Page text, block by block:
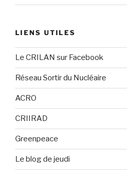
LIENS UTILES
Le CRILAN sur Facebook
Réseau Sortir du Nucléaire
ACRO
CRIIRAD
Greenpeace
Le blog de jeudi